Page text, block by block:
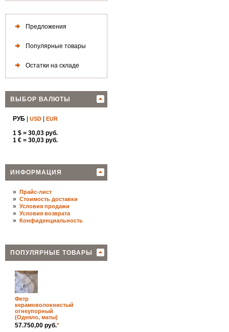
Предложения
Популярные товары
Остатки на складе
ВЫБОР ВАЛЮТЫ
РУБ USD EUR
1 $ = 30,03 руб.
1 € = 30,03 руб.
ИНФОРМАЦИЯ
» Прайс-лист
» Стоимость доставки
» Условия продажи
» Условия возврата
» Конфиденциальность
ПОПУЛЯРНЫЕ ТОВАРЫ
Фетр
керамоволокнистый
огнеупорный
(Одеяло, маты)
57.750,00 руб.*